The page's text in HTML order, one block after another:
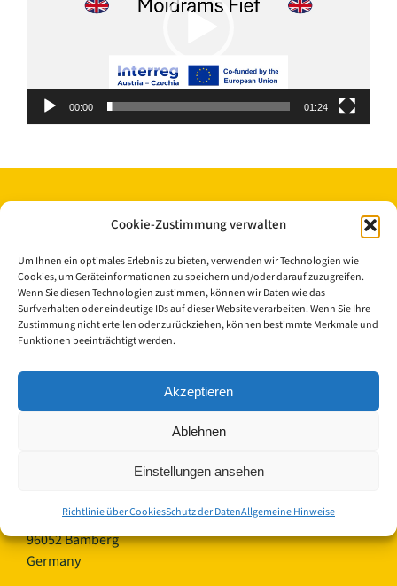
Cookie-Zustimmung verwalten
Um Ihnen ein optimales Erlebnis zu bieten, verwenden wir Technologien wie
Cookies, um Geräteinformationen zu speichern und/oder darauf zuzugreifen.
Wenn Sie diesen Technologien zustimmen, können wir Daten wie das
Surfverhalten oder eindeutige IDs auf dieser Website verarbeiten. Wenn Sie Ihre
Zustimmung nicht erteilen oder zurückziehen, können bestimmte Merkmale und
Funktionen beeinträchtigt werden.
Akzeptieren
Ablehnen
Einstellungen ansehen
Richtlinie über CookiesSchutz der DatenAllgemeine Hinweise
00:00 01:24
© Copyright 2023 - 2026 | Cisterscapes
und alle Angaben ohne Gewähr.
Landkreis Bamberg
Ludwigstraße 23
96052 Bamberg
Germany